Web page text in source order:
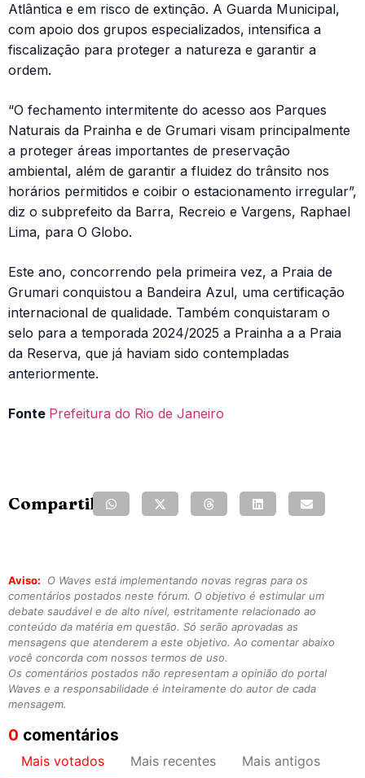
Atlântica e em risco de extinção. A Guarda Municipal,
com apoio dos grupos especializados, intensifica a
fiscalização para proteger a natureza e garantir a
ordem.
“O fechamento intermitente do acesso aos Parques
Naturais da Prainha e de Grumari visam principalmente
a proteger áreas importantes de preservação
ambiental, além de garantir a fluidez do trânsito nos
horários permitidos e coibir o estacionamento irregular”,
diz o subprefeito da Barra, Recreio e Vargens, Raphael
Lima, para O Globo.
Este ano, concorrendo pela primeira vez, a Praia de
Grumari conquistou a Bandeira Azul, uma certificação
internacional de qualidade. Também conquistaram o
selo para a temporada 2024/2025 a Prainha a a Praia
da Reserva, que já haviam sido contempladas
anteriormente.
Fonte Prefeitura do Rio de Janeiro
Compartilhe:
Aviso:
O Waves está implementando novas regras para os
comentários postados neste fórum. O objetivo é estimular um
debate saudável e de alto nível, estritamente relacionado ao
conteúdo da matéria em questão. Só serão aprovadas as
mensagens que atenderem a este objetivo. Ao comentar abaixo
você concorda com nossos termos de uso.
Os comentários postados não representam a opinião do portal
Waves e a responsabilidade é inteiramente do autor de cada
mensagem.
0 comentários
Mais votados Mais recentes Mais antigos